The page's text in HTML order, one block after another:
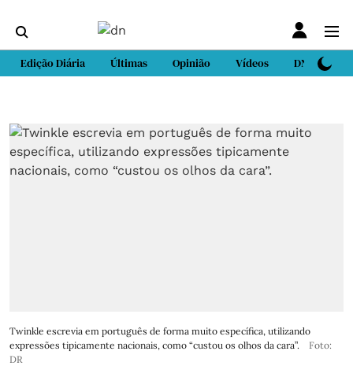
Edição Diária Últimas Opinião Vídeos DN Sport
Twinkle escrevia em português de forma muito específica, utilizando
expressões tipicamente nacionais, como “custou os olhos da cara”.
Foto:
DR